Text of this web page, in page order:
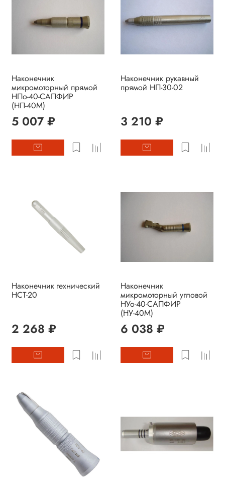
Наконечник
микромоторный прямой
НПо-40-САПФИР
(НП-40М)
5 007 ₽
Наконечник рукавный
прямой НП-30-02
3 210 ₽
Наконечник технический
НСТ-20
2 268 ₽
Наконечник
микромоторный угловой
НУо-40-САПФИР
(НУ-40М)
6 038 ₽